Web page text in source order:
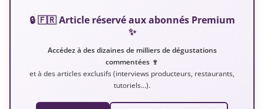
🔒 🇫🇷 Article réservé aux abonnés Premium
✨
Accédez à des dizaines de milliers de dégustations
commentées 🍷
et à des articles exclusifs (interviews producteurs, restaurants,
tutoriels…).